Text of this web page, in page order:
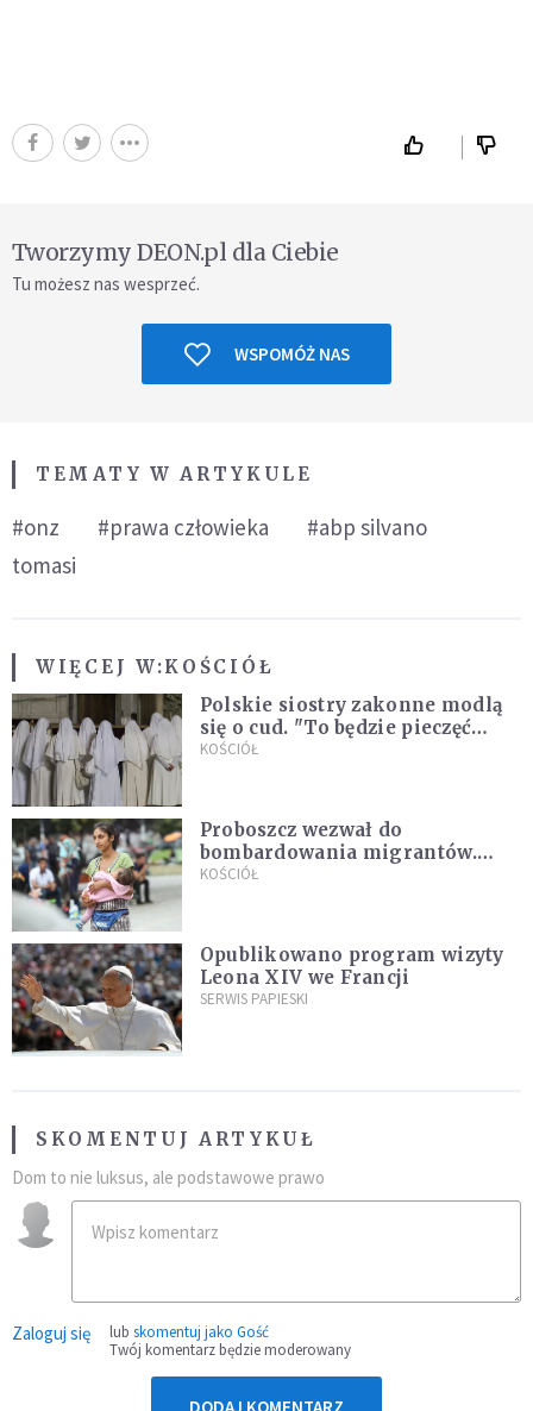
Tworzymy DEON.pl dla Ciebie
Tu możesz nas wesprzeć.
WSPOMÓŻ NAS
TEMATY W ARTYKULE
#onz #prawa człowieka
#abp silvano
tomasi
WIĘCEJ W:KOŚCIÓŁ
Polskie siostry zakonne modlą
się o cud. "To będzie pieczęć
Pana Boga dla naszej wiary"
KOŚCIÓŁ
Proboszcz wezwał do
bombardowania migrantów.
"Masowy ogień przeciwko
KOŚCIÓŁ
Opublikowano program wizyty
Leona XIV we Francji
SERWIS PAPIESKI
SKOMENTUJ ARTYKUŁ
Dom to nie luksus, ale podstawowe prawo
Zaloguj się lub skomentuj jako Gość
Twój komentarz będzie moderowany